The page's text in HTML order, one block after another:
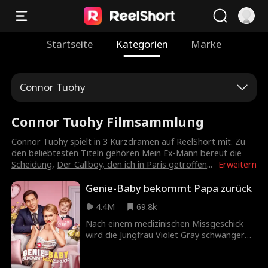
Startseite Kategorien Marke
Connor Tuohy
Connor Tuohy Filmsammlung
Erweitern
Connor Tuohy spielt in 3 Kurzdramen auf ReelShort mit. Zu
den beliebtesten Titeln gehören Mein Ex-Mann bereut die
Scheidung, Der Callboy, den ich in Paris getroffen...
Genie-Baby bekommt Papa zurück
4.4M
69.8k
Nach einem medizinischen Missgeschick
wird die Jungfrau Violet Gray schwanger